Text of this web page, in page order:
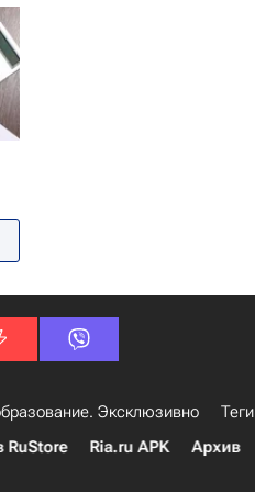
Эксклюзивно
Теги
RuStore
Ria.ru APK Архив